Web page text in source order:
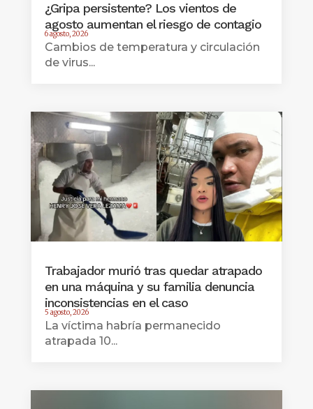
¿Gripa persistente? Los vientos de
agosto aumentan el riesgo de contagio
6 agosto, 2026
Cambios de temperatura y circulación
de virus...
Trabajador murió tras quedar atrapado
en una máquina y su familia denuncia
inconsistencias en el caso
5 agosto, 2026
La víctima habría permanecido
atrapada 10...